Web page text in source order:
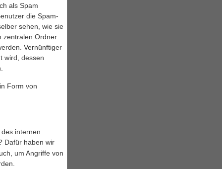
als Spam
die Spam-
sehen, wie sie
zentralen Ordner
Vernünftiger
wird, dessen
Form von
internen
Dafür haben wir
um Angriffe von